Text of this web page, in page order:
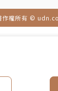
作權所有 ©